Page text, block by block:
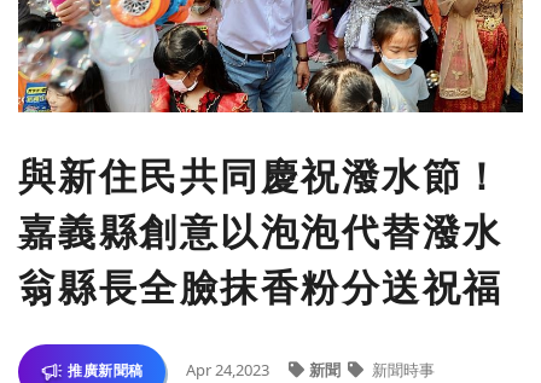
與新住民共同慶祝潑水節！
嘉義縣創意以泡泡代替潑水
翁縣長全臉抹香粉分送祝福
推廣新聞稿 Apr 24,2023 新聞 新聞時事